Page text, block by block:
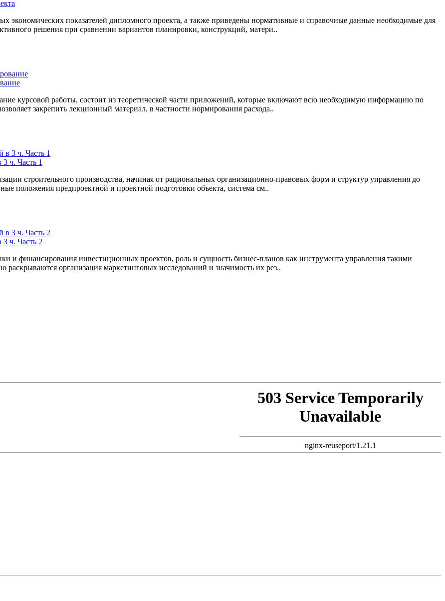
показателей дипломного проекта, а также приведены нормативные и справочные данные необходимые для
решения при сравнении вариантов планировки, конструкций, матери..
курсовой работы, состоит из теоретической части приложений, которые включают всю необходимую информацию по
закрепить лекционный материал, в частности нормирования расхода..
ч. Часть 1
строительного производства, начиная от рациональных организационно-правовых форм и структур управления до
положения предпроектной и проектной подготовки объекта, система см..
ч. Часть 2
и финансирования инвестиционных проектов, роль и сущность бизнес-планов как инструмента управления такими
организация маркетинговых исследований и значимость их рез..